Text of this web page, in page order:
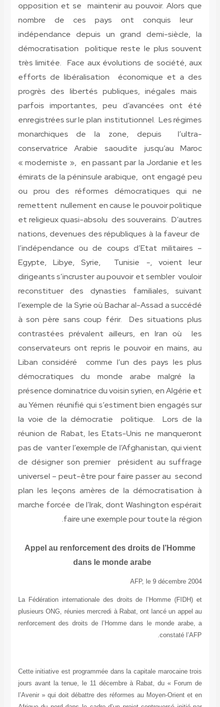
opposition et se maintenir au pouvoir. Alors que
nombre de ces pays ont conquis leur
indépendance depuis un grand demi-siècle, la
démocratisation politique reste le plus souvent
très limitée. Face aux évolutions de société, aux
efforts de libéralisation économique et a des
progrès des libertés publiques, inégales mais
parfois importantes, peu d’avancées ont été
enregistrées sur le plan institutionnel. Les régimes
monarchiques de la zone, depuis l’ultra-
conservatrice Arabie saoudite jusqu’au Maroc
« moderniste », en passant par la Jordanie et les
émirats de la péninsule arabique, ont engagé peu
ou prou des réformes démocratiques qui ne
remettent nullement en cause le pouvoir politique
et religieux quasi-absolu des souverains. D’autres
nations, devenues des républiques à la faveur de
l’indépendance ou de coups d’Etat militaires –
Egypte, Libye, Syrie, Tunisie -, voient leur
dirigeants s’incruster au pouvoir et sembler vouloir
reconstituer des dynasties familiales, suivant
l’exemple de la Syrie où Bachar al-Assad a succédé
à son père sans coup férir. Des situations plus
contrastées prévalent ailleurs, en Iran où les
conservateurs ont repris le pouvoir en mains, au
Liban considéré comme l’un des pays les plus
démocratiques du monde arabe malgré la
présence dominatrice du voisin syrien, en Algérie et
au Yémen réunifié qui s’estiment bien engagés sur
la voie de la démocratie politique. Lors de la
réunion de Rabat, les Etats-Unis ne manqueront
pas de vanter l’exemple de l’Afghanistan, qui vient
de désigner son premier président au suffrage
universel – peut-être pour faire passer au second
plan les leçons amères de la démocratisation à
marche forcée de l’Irak, dont Washington espérait
faire une exemple pour toute la région.
Appel au renforcement des droits de l’Homme
dans le monde arabe
AFP, le 9 décembre 2004
La Fédération internationale des droits de l’Homme (FIDH) et
plusieurs ONG, réunies mercredi à Rabat, ont lancé un appel au
renforcement des droits de l’Homme dans le monde arabe, a
constaté l’AFP.
Cette initiative est programmée dans la capitale marocaine trois
jours avant la tenue, le 11 décembre à Rabat, du « Forum de
l’Avenir » qui doit débattre des réformes au Moyen-Orient et en